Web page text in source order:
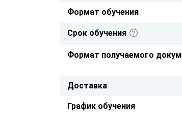
Формат обучения
Срок обучения
Формат получаемого
Доставка
График обучения